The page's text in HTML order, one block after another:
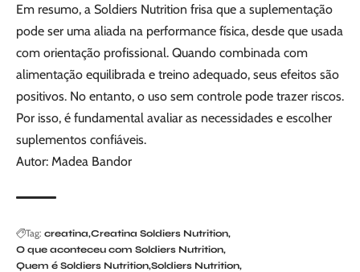
Em resumo, a Soldiers Nutrition frisa que a suplementação
pode ser uma aliada na performance física, desde que usada
com orientação profissional. Quando combinada com
alimentação equilibrada e treino adequado, seus efeitos são
positivos. No entanto, o uso sem controle pode trazer riscos.
Por isso, é fundamental avaliar as necessidades e escolher
suplementos confiáveis.
Autor: Madea Bandor
Tag: creatina Creatina Soldiers Nutrition
O que aconteceu com Soldiers Nutrition
Quem é Soldiers Nutrition Soldiers Nutrition